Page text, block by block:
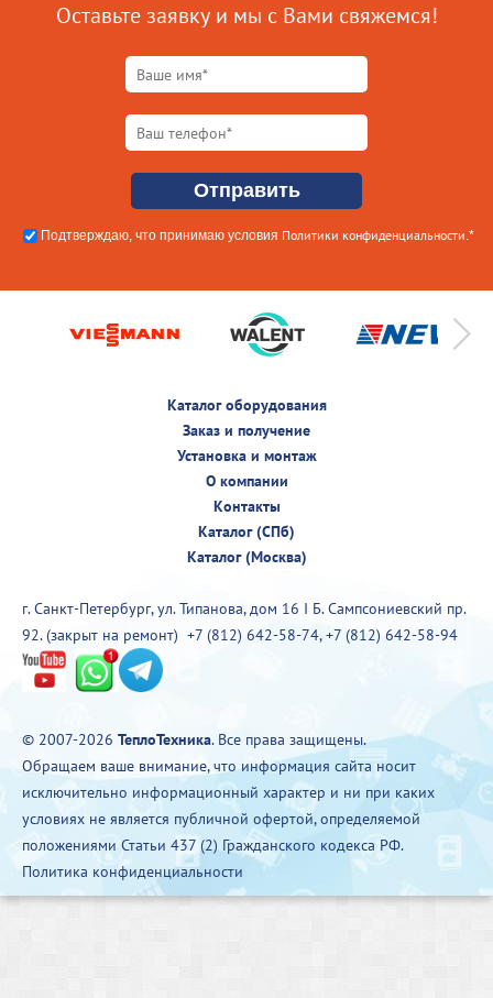
Оставьте заявку и мы с Вами свяжемся!
Подтверждаю, что принимаю условия Политики конфиденциальности .*
Каталог оборудования
Заказ и получение
Установка и монтаж
О компании
Контакты
Каталог (СПб)
Каталог (Москва)
г. Санкт-Петербург, ул. Типанова, дом 16 I Б. Сампсониевский пр.
92. (закрыт на ремонт) +7 (812) 642-58-74,+7 (812) 642-58-94
© 2007-2026 ТеплоТехника. Все права защищены.
Обращаем ваше внимание, что информация сайта носит
исключительно информационный характер и ни при каких
условиях не является публичной офертой, определяемой
положениями Статьи 437 (2) Гражданского кодекса РФ.
Политика конфиденциальности